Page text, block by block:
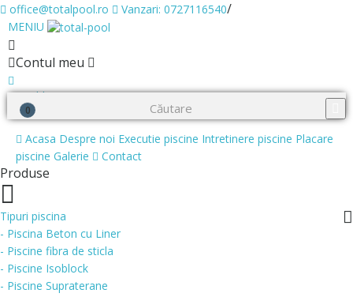
office@totalpool.ro Vanzari: 0727116540/
MENIU
Contul meu
0Wishlist
0Cosul meu
Acasa Despre noi Executie piscine Intretinere piscine Placare
piscine Galerie Contact
Produse
Tipuri piscina
- Piscina Beton cu Liner
- Piscine fibra de sticla
- Piscine Isoblock
- Piscine Supraterane